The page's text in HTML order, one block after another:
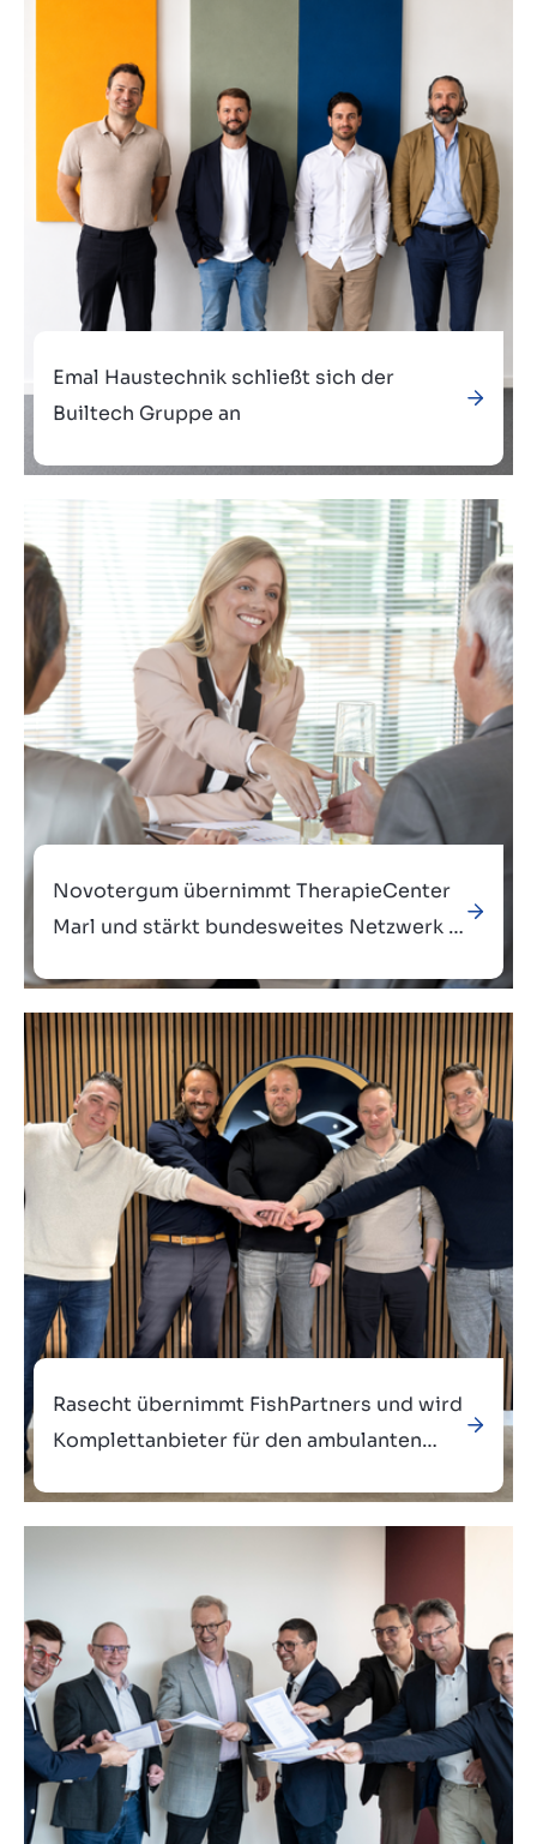
Emal Haustechnik schließt sich der
Builtech Gruppe an
Verkauft an
Novotergum übernimmt TherapieCenter
Marl und stärkt bundesweites Netzwerk in
Verkauft an
Rasecht übernimmt FishPartners und wird
Komplettanbieter für den ambulanten